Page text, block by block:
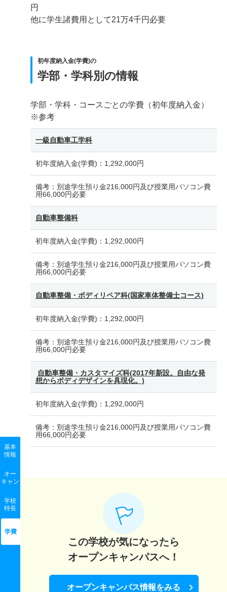
基本
情報
オー
キャン
学校
特長
学費
円
他に学生諸費用として21万4千円必要
初年度納入金(学費)の
学部・学科別の情報
学部・学科・コースごとの学費（初年度納入金）
※参考
一級自動車工学科
初年度納入金(学費)： 1,292,000円
備考： 別途学生預り金216,000円及び授業用パソコン費
用66,000円必要
自動車整備科
初年度納入金(学費)： 1,292,000円
備考： 別途学生預り金216,000円及び授業用パソコン費
用66,000円必要
自動車整備・ボディリペア科(国家車体整備士コース)
初年度納入金(学費)： 1,292,000円
備考： 別途学生預り金216,000円及び授業用パソコン費
用66,000円必要
自動車整備・カスタマイズ科(2017年新設。自由な発
想からボディデザインを具現化。)
初年度納入金(学費)： 1,292,000円
備考： 別途学生預り金216,000円及び授業用パソコン費
用66,000円必要
この学校が気になったら
オープンキャンパスへ！
オープンキャンパス情報をみる